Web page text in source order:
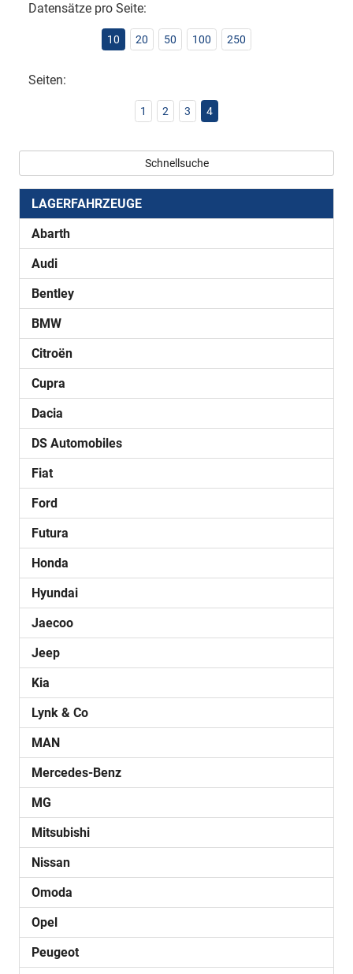
Datensätze pro Seite:
10 20 50 100 250
Seiten:
1 2 3 4
Schnellsuche
LAGERFAHRZEUGE
Abarth
Audi
Bentley
BMW
Citroën
Cupra
Dacia
DS Automobiles
Fiat
Ford
Futura
Honda
Hyundai
Jaecoo
Jeep
Kia
Lynk & Co
MAN
Mercedes-Benz
MG
Mitsubishi
Nissan
Omoda
Opel
Peugeot